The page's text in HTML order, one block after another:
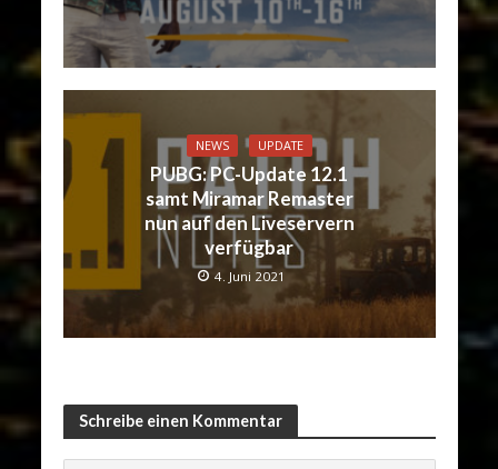
NEWS UPDATE
PUBG: PC-Update 12.1
samt Miramar Remaster
nun auf den Liveservern
verfügbar
4. Juni 2021
Schreibe einen Kommentar